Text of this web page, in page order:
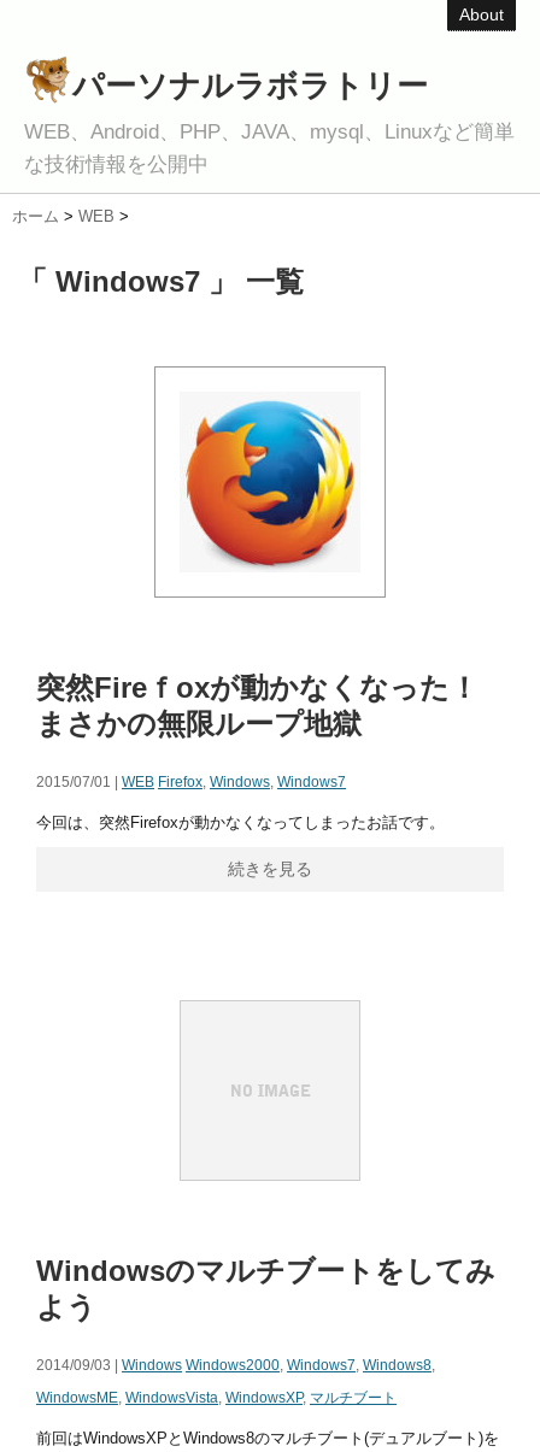
About
パーソナルラボラトリー
WEB、Android、PHP、JAVA、mysql、Linuxなど簡単
な技術情報を公開中
ホーム > WEB >
「 Windows7 」 一覧
突然Fireｆoxが動かなくなった！
まさかの無限ループ地獄
2015/07/01 | WEB Firefox, Windows, Windows7
今回は、突然Firefoxが動かなくなってしまったお話です。
続きを見る
Windowsのマルチブートをしてみ
よう
2014/09/03 | Windows Windows2000, Windows7, Windows8,
WindowsME, WindowsVista, WindowsXP, マルチブート
前回はWindowsXPとWindows8のマルチブート(デュアルブート)を